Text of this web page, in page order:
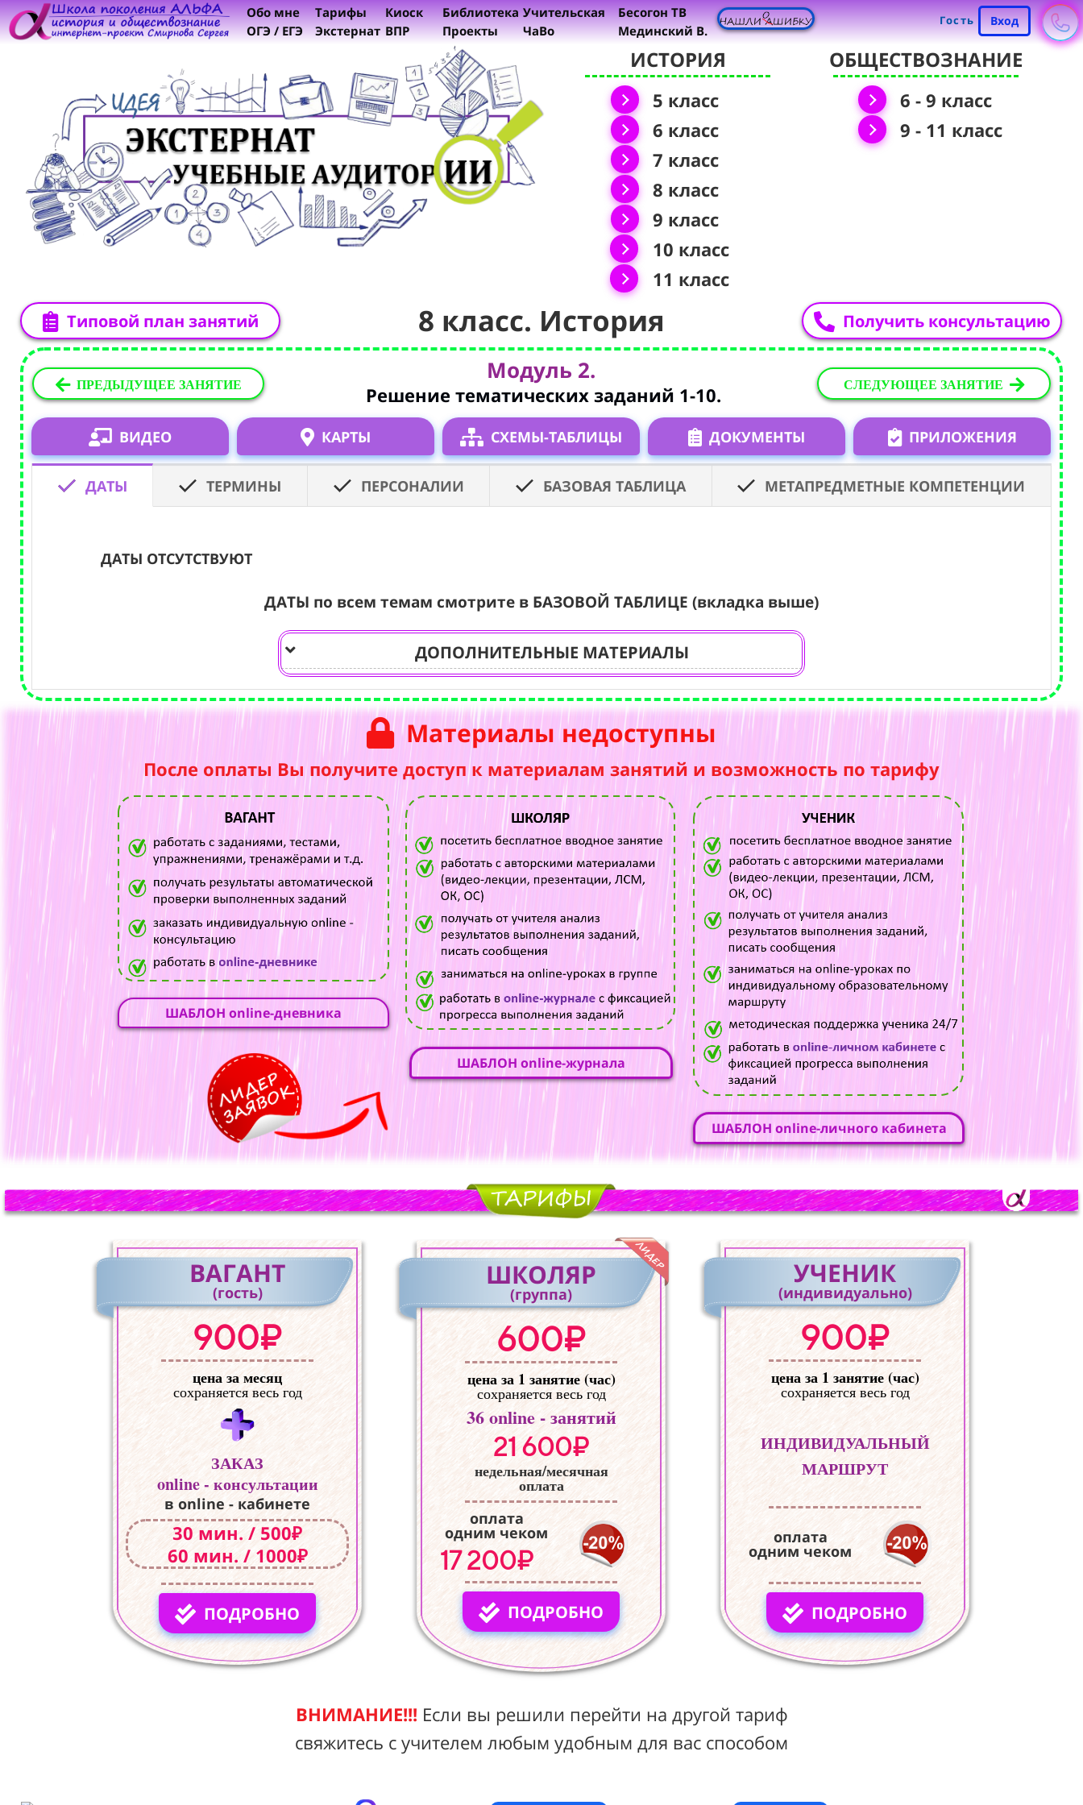
Обо мне
ОГЭ / ЕГЭ
Тарифы
Экстернат
Киоск
ВПР
Библиотека
Проекты
Учительская
ЧаВо
Бесогон ТВ
Мединский В.
Гость Вход
ИСТОРИЯ
5 класс
6 класс
7 класс
8 класс
9 класс
10 класс
11 класс
ОБЩЕСТВОЗНАНИЕ
6 - 9 класс
9 - 11 класс
Типовой план занятий 8 класс. История Получить консультацию
ПРЕДЫДУЩЕЕ ЗАНЯТИЕ Модуль 2.
Решение тематических заданий 1-10. СЛЕДУЮЩЕЕ ЗАНЯТИЕ
ВИДЕО КАРТЫ СХЕМЫ-ТАБЛИЦЫ ДОКУМЕНТЫ ПРИЛОЖЕНИЯ
ДАТЫ ТЕРМИНЫ ПЕРСОНАЛИИ БАЗОВАЯ ТАБЛИЦА МЕТАПРЕДМЕТНЫЕ КОМПЕТЕНЦИИ
ДАТЫ ОТСУТСТВУЮТ
ДАТЫ по всем темам смотрите в БАЗОВОЙ ТАБЛИЦЕ (вкладка выше)
ДОПОЛНИТЕЛЬНЫЕ МАТЕРИАЛЫ
Материалы недоступны
После оплаты Вы получите доступ к материалам занятий и возможность по тарифу
ШАБЛОН online-дневника
ШАБЛОН online-журнала
ШАБЛОН online-личного кабинета
ВАГАНТ
(гость)
900₽
цена за месяц
сохраняется весь год
ЗАКАЗ
online - консультации
в online - кабинете
30 мин. / 500₽
60 мин. / 1000₽
ПОДРОБНО
ШКОЛЯР
(группа)
600₽
цена за 1 занятие (час)
сохраняется весь год
36online - занятий
21 600₽
недельная/месячная
оплата
оплата
одним чеком
17 200₽
ПОДРОБНО
УЧЕНИК
(индивидуально)
900₽
цена за 1 занятие (час)
сохраняется весь год
ИНДИВИДУАЛЬНЫЙ
МАРШРУТ
оплата
одним чеком
ПОДРОБНО
ВНИМАНИЕ!!! Если вы решили перейти на другой тариф
свяжитесь с учителем любым удобным для вас способом